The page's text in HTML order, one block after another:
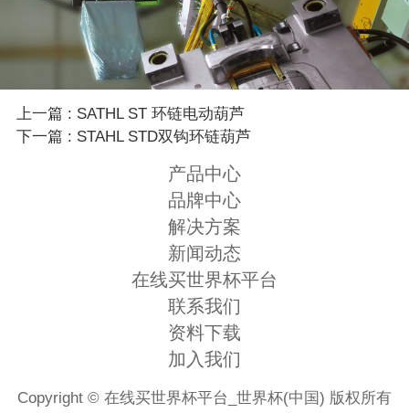
上一篇 : SATHL ST 环链电动葫芦
下一篇 : STAHL STD双钩环链葫芦
产品中心
品牌中心
解决方案
新闻动态
在线买世界杯平台
联系我们
资料下载
加入我们
Copyright © 在线买世界杯平台_世界杯(中国) 版权所有